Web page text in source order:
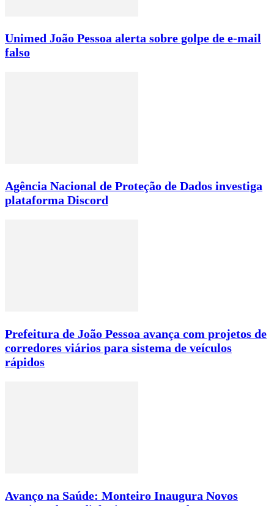
Unimed João Pessoa alerta sobre golpe de e-mail
falso
Agência Nacional de Proteção de Dados investiga
plataforma Discord
Prefeitura de João Pessoa avança com projetos de
corredores viários para sistema de veículos
rápidos
Avanço na Saúde: Monteiro Inaugura Novos